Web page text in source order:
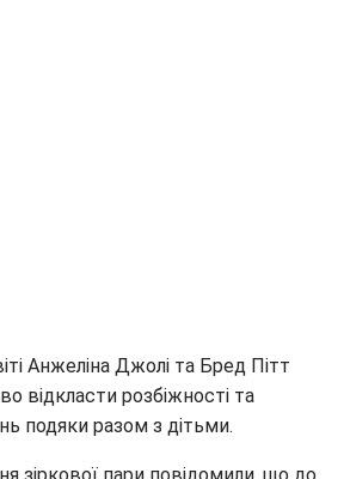
Анжеліна Джолі та Бред Пітт
відкласти розбіжності та
подяки разом з дітьми.